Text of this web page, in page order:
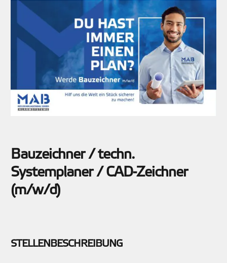
Bauzeichner / techn.
Systemplaner / CAD-Zeichner
(m/w/d)
STELLENBESCHREIBUNG